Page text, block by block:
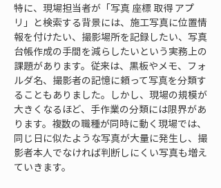
特に、現場担当者が「写真 座標 取得 アプ
リ」と検索する背景には、施工写真に位置情
報を付けたい、撮影場所を記録したい、写真
台帳作成の手間を減らしたいという実務上の
課題があります。従来は、黒板やメモ、フォ
ルダ名、撮影者の記憶に頼って写真を分類す
ることもありました。しかし、現場の規模が
大きくなるほど、手作業の分類には限界があ
ります。複数の職種が同時に動く現場では、
同じ日に似たような写真が大量に発生し、撮
影者本人でなければ判断しにくい写真も増え
ていきます。